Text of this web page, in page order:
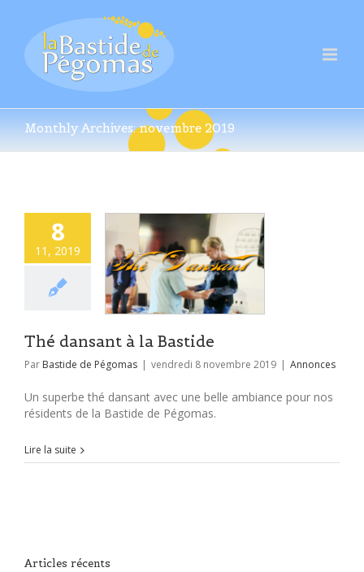
Monthly Archives:novembre 2019
8
11, 2019
Thé dansant à la Bastide
Par Bastide de Pégomas | vendredi 8 novembre 2019 | Annonces
Un superbe thé dansant avec une belle ambiance pour nos
résidents de la Bastide de Pégomas.
Lire la suite
Articles récents